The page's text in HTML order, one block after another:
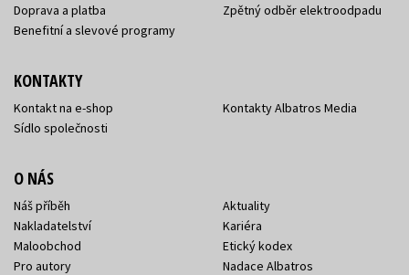
Doprava a platba
Benefitní a slevové programy
Zpětný odběr elektroodpadu
KONTAKTY
Kontakt na e-shop
Sídlo společnosti
Kontakty Albatros Media
O NÁS
Náš příběh
Nakladatelství
Maloobchod
Pro autory
Aktuality
Kariéra
Etický kodex
Nadace Albatros